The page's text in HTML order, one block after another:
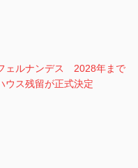
ェルナンデス 2028年まで
ウス残留が正式決定